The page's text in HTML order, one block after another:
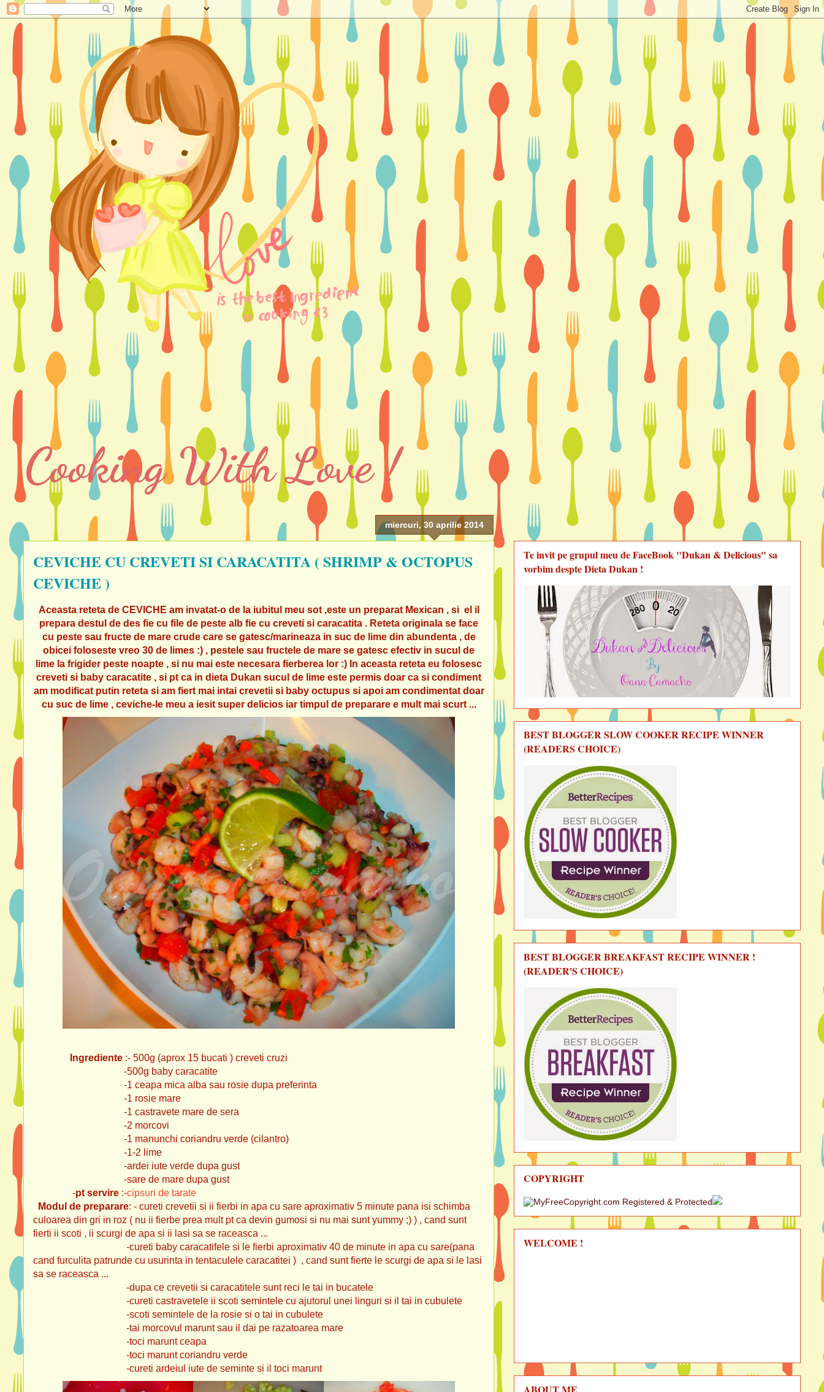
Cooking With Love !
miercuri, 30 aprilie 2014
CEVICHE CU CREVETI SI CARACATITA ( SHRIMP & OCTOPUS
CEVICHE )
Aceasta reteta de CEVICHE am invatat-o de la iubitul meu sot ,este un preparat Mexican , si el il
prepara destul de des fie cu file de peste alb fie cu creveti si caracatita . Reteta originala se face
cu peste sau fructe de mare crude care se gatesc/marineaza in suc de lime din abundenta , de
obicei foloseste vreo 30 de limes :) , pestele sau fructele de mare se gatesc efectiv in sucul de
lime la frigider peste noapte , si nu mai este necesara fierberea lor :) In aceasta reteta eu folosesc
creveti si baby caracatite , si pt ca in dieta Dukan sucul de lime este permis doar ca si condiment
am modificat putin reteta si am fiert mai intai crevetii si baby octupus si apoi am condimentat doar
cu suc de lime , ceviche-le meu a iesit super delicios iar timpul de preparare e mult mai scurt ...
Ingrediente :- 500g (aprox 15 bucati ) creveti cruzi
-500g baby caracatite
-1 ceapa mica alba sau rosie dupa preferinta
-1 rosie mare
-1 castravete mare de sera
-2 morcovi
-1 manunchi coriandru verde (cilantro)
-1-2 lime
-ardei iute verde dupa gust
-sare de mare dupa gust
-pt servire :-cipsuri de tarate
Modul de preparare: - cureti crevetii si ii fierbi in apa cu sare aproximativ 5 minute pana isi schimba
culoarea din gri in roz ( nu ii fierbe prea mult pt ca devin gumosi si nu mai sunt yummy ;) ) , cand sunt
fierti ii scoti , ii scurgi de apa si ii lasi sa se raceasca ...
-cureti baby caracatifele si le fierbi aproximativ 40 de minute in apa cu sare(pana
cand furculita patrunde cu usurinta in tentaculele caracatitei ) , cand sunt fierte le scurgi de apa si le lasi
sa se raceasca ...
-dupa ce crevetii si caracatitele sunt reci le tai in bucatele
-cureti castravetele ii scoti semintele cu ajutorul unei linguri si il tai in cubulete
-scoti semintele de la rosie si o tai in cubulete
-tai morcovul marunt sau il dai pe razatoarea mare
-toci marunt ceapa
-toci marunt coriandru verde
-cureti ardeiul iute de seminte si il toci marunt
Te invit pe grupul meu de FaceBook "Dukan & Delicious" sa
vorbim despte Dieta Dukan !
BEST BLOGGER SLOW COOKER RECIPE WINNER
(READERS CHOICE)
BEST BLOGGER BREAKFAST RECIPE WINNER !
(READER'S CHOICE)
COPYRIGHT
WELCOME !
ABOUT ME